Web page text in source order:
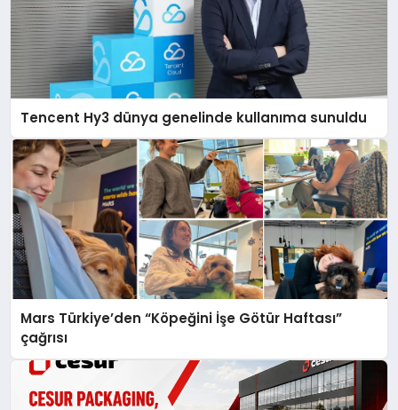
Tencent Hy3 dünya genelinde kullanıma sunuldu
Mars Türkiye’den “Köpeğini İşe Götür Haftası”
çağrısı